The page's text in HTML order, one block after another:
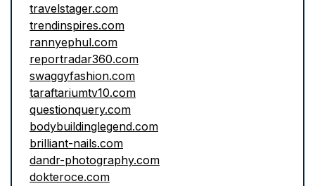
travelstager.com
trendinspires.com
rannyephul.com
reportradar360.com
swaggyfashion.com
taraftariumtv10.com
questionquery.com
bodybuildinglegend.com
brilliant-nails.com
dandr-photography.com
dokteroce.com